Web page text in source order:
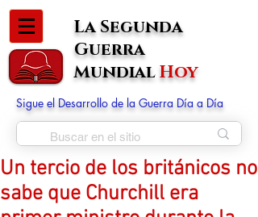
La Segunda
Guerra
MundialHoy
Sigue el Desarrollo de la Guerra Día a Día
Un tercio de los británicos no
sabe que Churchill era